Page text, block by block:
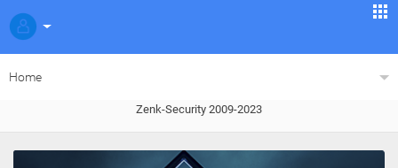
Home
Zenk-Security 2009-2023